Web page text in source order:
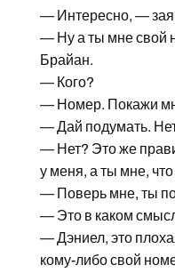
— Интересно, —
— Ну а ты мне свой
Брайан.
— Кого?
— Номер. Покажи
— Дай подумать.
— Нет? Это же
у меня, а ты мне, что
— Поверь мне, ты
— Это в каком
— Дэниел, это
кому-либо свой